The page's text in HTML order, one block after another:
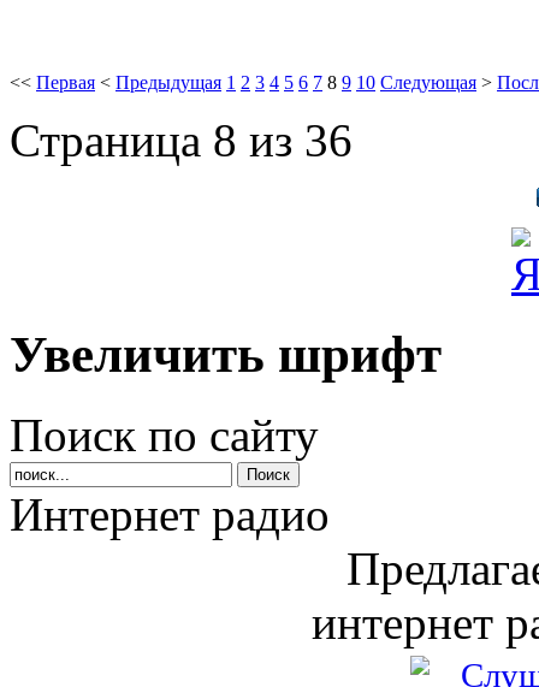
<< Первая < Предыдущая 1 2 3 4 5 6 7 8 9 10 Следующая >
Страница 8 из 36
Увеличить шрифт
Поиск по сайту
Интернет радио
интернет